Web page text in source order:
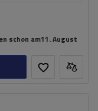
schon am11. August